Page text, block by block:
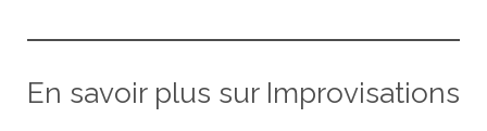
En savoir plus sur Improvisations